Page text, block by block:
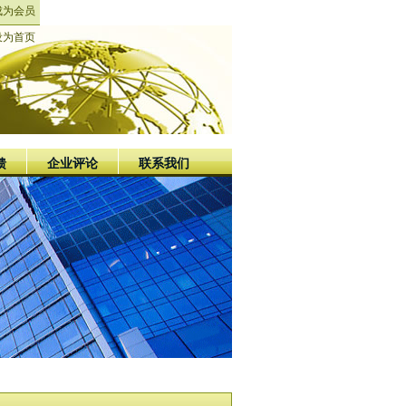
会员
为首页
企业评论 联系我们